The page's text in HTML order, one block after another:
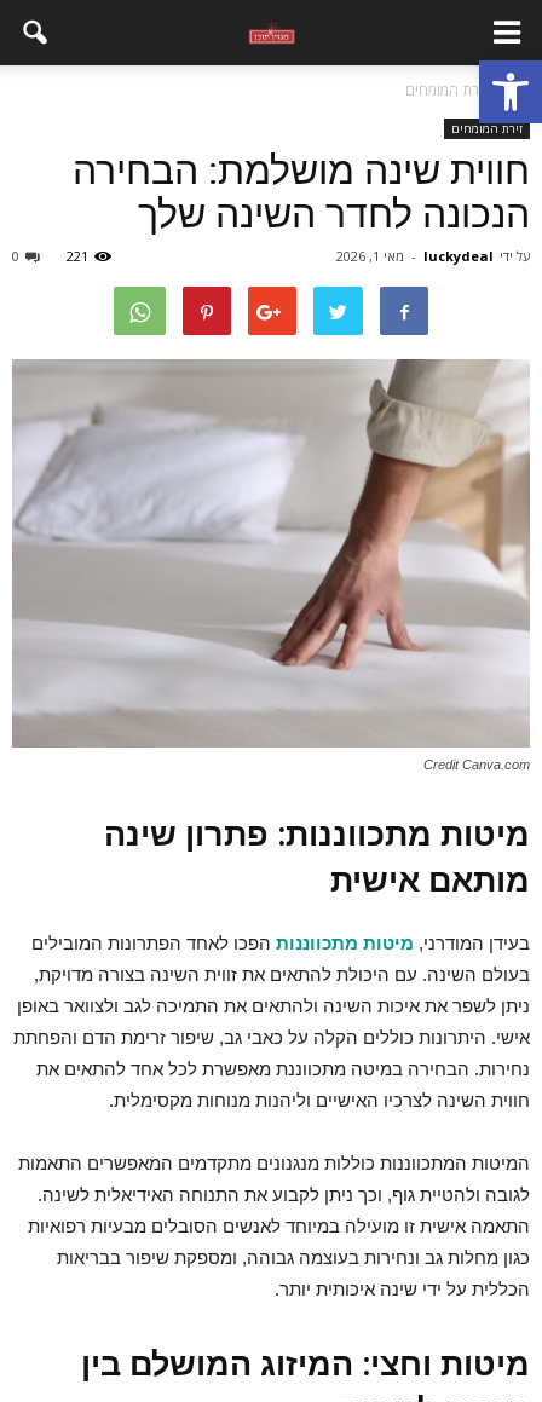
פתח סרגל נגישות
בית זירת המומחים
זירת המומחים
חווית שינה מושלמת: הבחירה
הנכונה לחדר השינה שלך
על ידי luckydeal
- מאי 1, 2026 0 221
Credit Canva.com
מיטות מתכווננות: פתרון שינה
מותאם אישית
בעידן המודרני, מיטות מתכווננות הפכו לאחד הפתרונות המובילים
בעולם השינה. עם היכולת להתאים את זווית השינה בצורה מדויקת,
ניתן לשפר את איכות השינה ולהתאים את התמיכה לגב ולצוואר באופן
אישי. היתרונות כוללים הקלה על כאבי גב, שיפור זרימת הדם והפחתת
נחירות. הבחירה במיטה מתכווננת מאפשרת לכל אחד להתאים את
חווית השינה לצרכיו האישיים וליהנות מנוחות מקסימלית.
המיטות המתכווננות כוללות מנגנונים מתקדמים המאפשרים התאמות
לגובה ולהטיית גוף, וכך ניתן לקבוע את התנוחה האידיאלית לשינה.
התאמה אישית זו מועילה במיוחד לאנשים הסובלים מבעיות רפואיות
כגון מחלות גב ונחירות בעוצמה גבוהה, ומספקת שיפור בבריאות
הכללית על ידי שינה איכותית יותר.
מיטות וחצי: המיזוג המושלם בין